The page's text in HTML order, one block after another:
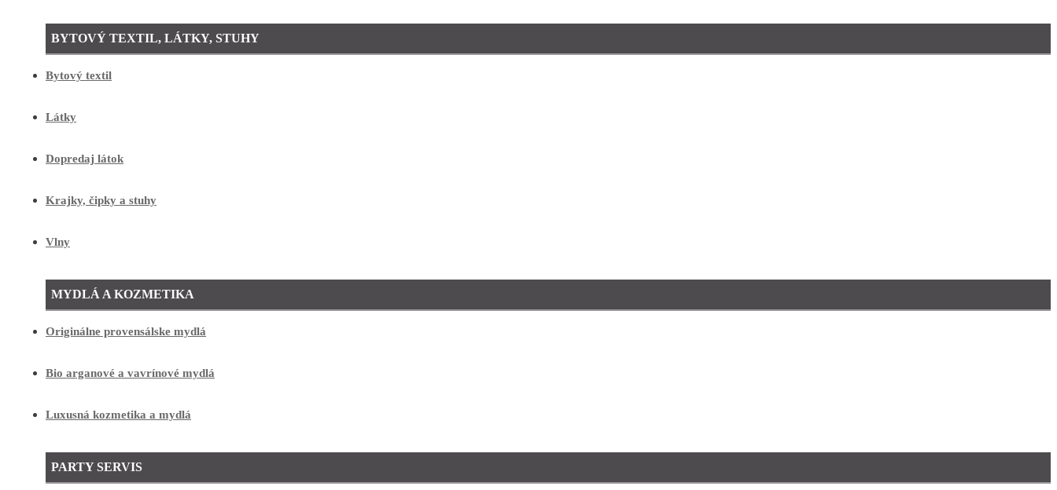
BYTOVÝ TEXTIL, LÁTKY, STUHY
Bytový textil
Látky
Dopredaj látok
Krajky, čipky a stuhy
Vlny
MYDLÁ A KOZMETIKA
Originálne provensálske mydlá
Bio arganové a vavrínové mydlá
Luxusná kozmetika a mydlá
PARTY SERVIS